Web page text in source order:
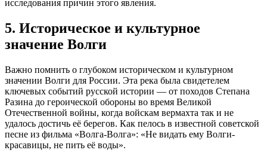
исследования причин этого явления.
5. Историческое и культурное
значение Волги
Важно помнить о глубоком историческом и культурном
значении Волги для России. Эта река была свидетелем
ключевых событий русской истории — от походов Степана
Разина до героической обороны во время Великой
Отечественной войны, когда войскам вермахта так и не
удалось достичь её берегов. Как пелось в известной советской
песне из фильма «Волга-Волга»: «Не видать ему Волги-
красавицы, не пить её воды».